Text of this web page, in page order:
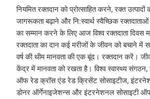
नियमित रक्तदान को प्रोत्साहित करने, रक्त
जागरूकता बढ़ाने और नि:स्वार्थ स्वैच्छिक
का सम्मान करने के लिए आज विश्व रक्तदाता दिवस
रक्तदाता का दान कई मरीजों के जीवन को बचाने में
वर्ष की थीम मानवता की एक बूंद। रक्तदान करें।
केंद्र में मानवता को रखता है। विश्व स्वास्थ्य
ऑफ रेड क्रॉस एंड रेड क्रिसेंट सोसाइटीज,
डोनर ऑर्गेनाइजेशन्स और इंटरनेशनल सोसाइटी